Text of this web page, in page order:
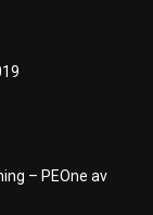
– PEOne av